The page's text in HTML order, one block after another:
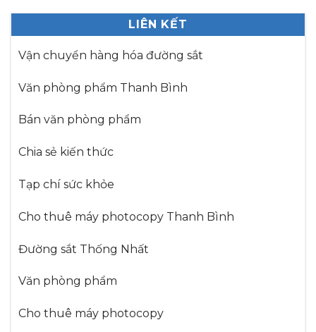
LIÊN KẾT
Vận chuyển hàng hóa đường sắt
Văn phòng phẩm Thanh Bình
Bán văn phòng phẩm
Chia sẻ kiến thức
Tạp chí sức khỏe
Cho thuê máy photocopy Thanh Bình
Đường sắt Thống Nhất
Văn phòng phẩm
Cho thuê máy photocopy